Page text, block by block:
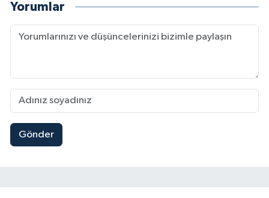
Yorumlar
Gönder